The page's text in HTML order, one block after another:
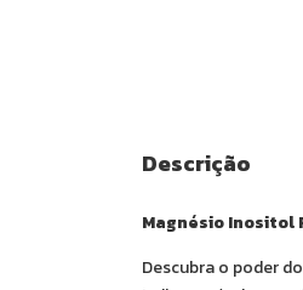
Descrição
Magnésio
Descubra o poder do